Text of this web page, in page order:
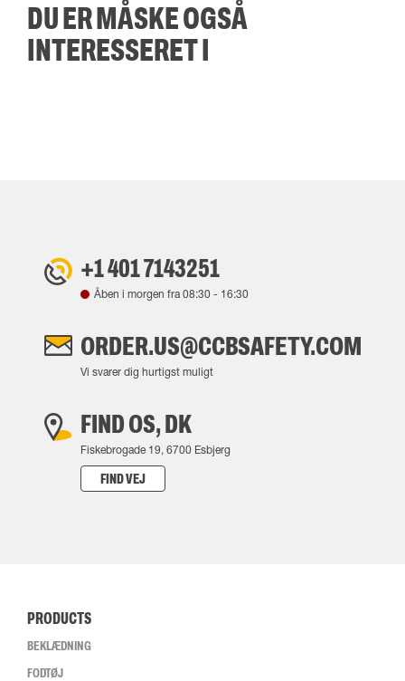
DU ER MÅSKE OGSÅ
INTERESSERET I
+1 401 7143251
Åben i morgen fra08:30- 16:30
ORDER.US@CCBSAFETY.COM
Vi svarer dig hurtigst muligt
FIND OS, DK
Fiskebrogade 19, 6700 Esbjerg
FIND VEJ
PRODUCTS
BEKLÆDNING
FODTØJ